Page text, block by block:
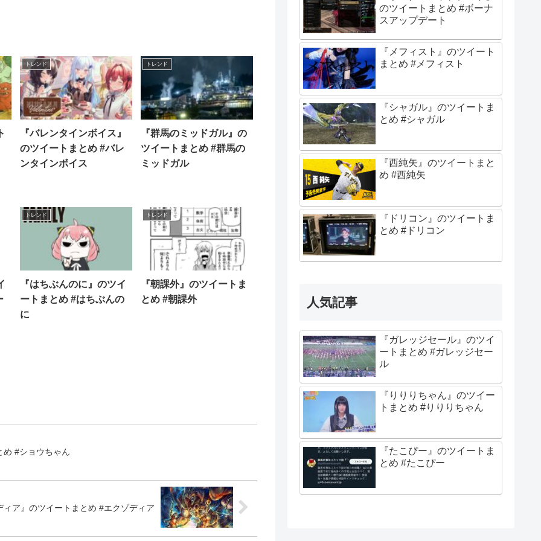
トレンド
『バレンタインボイス』
のツイートまとめ #バレ
ンタインボイス
トレンド
『群馬のミッドガル』の
ツイートまとめ #群馬の
ミッドガル
トレンド
『はちぶんのに』のツイ
ートまとめ #はちぶんの
に
トレンド
『朝課外』のツイートま
とめ #朝課外
め #ショウちゃん
ィア』のツイートまとめ #エクゾディア
のツイートまとめ #ボーナ
スアップデート
『メフィスト』のツイート
まとめ #メフィスト
『シャガル』のツイートま
とめ #シャガル
『西純矢』のツイートまと
め #西純矢
『ドリコン』のツイートま
とめ #ドリコン
人気記事
『ガレッジセール』のツイ
ートまとめ #ガレッジセー
ル
『りりりちゃん』のツイー
トまとめ #りりりちゃん
『たこぴー』のツイートま
とめ #たこぴー